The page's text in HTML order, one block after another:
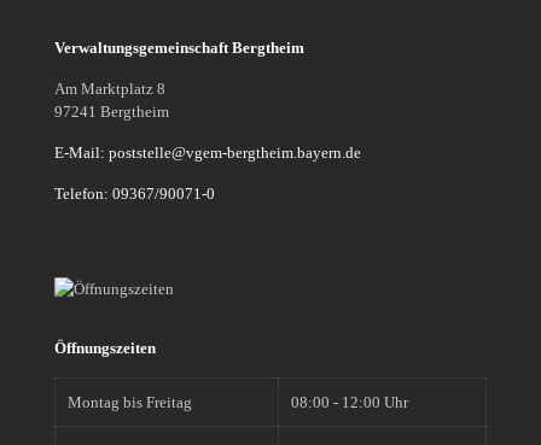
Verwaltungsgemeinschaft Bergtheim
Am Marktplatz 8
97241 Bergtheim
E-Mail: poststelle@vgem-bergtheim.bayern.de
Telefon: 09367/90071-0
Öffnungszeiten
Montag bis Freitag 08:00 - 12:00 Uhr